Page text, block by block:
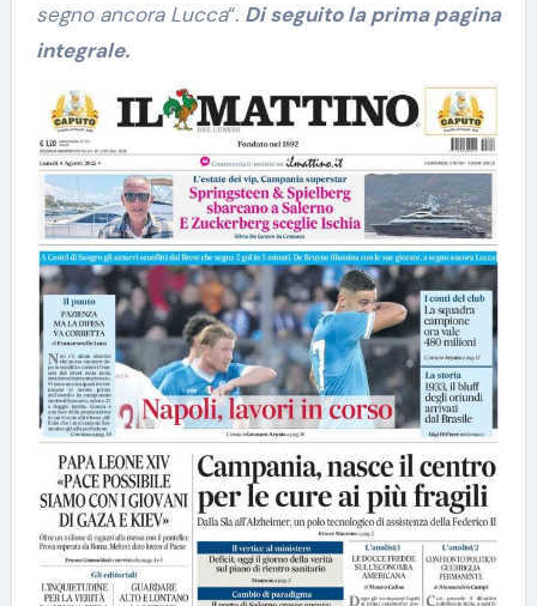
segno ancora Lucca“. Di seguito la prima pagina
integrale.